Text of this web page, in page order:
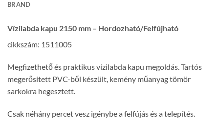
BRAND
Vízilabda kapu 2150 mm – Hordozható/Felfújható
cikkszám: 1511005
Megfizethető és praktikus vízilabda kapu megoldás. Tartós
megerősített PVC-ből készült, kemény műanyag tömör
sarkokra hegesztett.
Csak néhány percet vesz igénybe a felfújás és a telepítés.